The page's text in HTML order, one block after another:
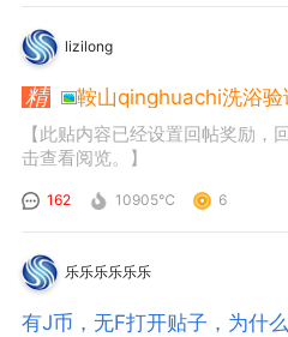
lizilong
鞍山qinghuachi洗浴验
【此贴内容已经设置回帖奖励，
击查看阅览。】
162 10905℃ 6
乐乐乐乐乐乐
有J币，无F打开贴子，为什